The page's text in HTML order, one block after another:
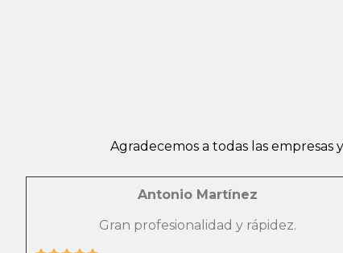
Agradecemos a todas las
Antonio Martínez
Gran profesionalidad y rápidez.